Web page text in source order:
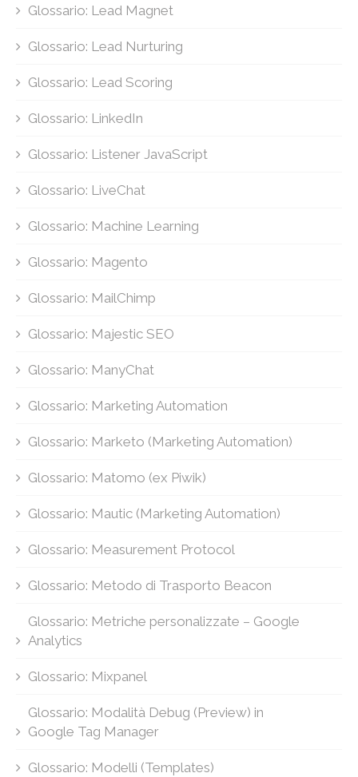
Glossario: Lead Magnet
Glossario: Lead Nurturing
Glossario: Lead Scoring
Glossario: LinkedIn
Glossario: Listener JavaScript
Glossario: LiveChat
Glossario: Machine Learning
Glossario: Magento
Glossario: MailChimp
Glossario: Majestic SEO
Glossario: ManyChat
Glossario: Marketing Automation
Glossario: Marketo (Marketing Automation)
Glossario: Matomo (ex Piwik)
Glossario: Mautic (Marketing Automation)
Glossario: Measurement Protocol
Glossario: Metodo di Trasporto Beacon
Glossario: Metriche personalizzate – Google
Analytics
Glossario: Mixpanel
Glossario: Modalità Debug (Preview) in
Google Tag Manager
Glossario: Modelli (Templates)